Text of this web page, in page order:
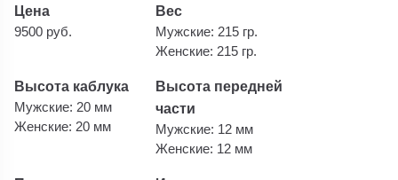
Цена
9500 руб.
Вес
Мужские: 215 гр.
Женские: 215 гр.
Высота каблука
Мужские: 20 мм
Женские: 20 мм
Высота передней
части
Мужские: 12 мм
Женские: 12 мм